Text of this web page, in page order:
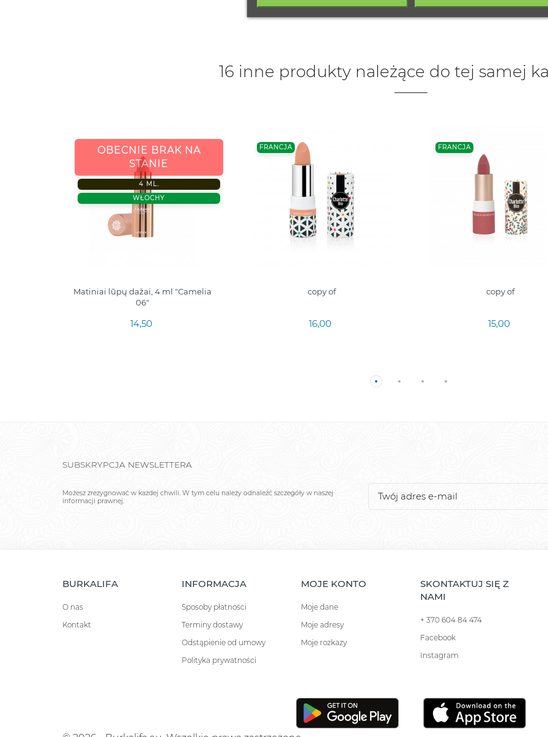
16 inne produkty należące do tej samej
OBECNIE BRAK NA
STANIE
4 ML.
WŁOCHY
Matiniai lūpų dažai, 4 ml "Camelia
06"
14,50
FRANCJA
copy of
16,00
FRANCJA
copy of
15,00
SUBSKRYPCJA NEWSLETTERA
Możesz zrezygnować w każdej chwili. W tym celu należy odnaleźć szczegóły w naszej
informacji prawnej.
BURKALIFA
O nas
Kontakt
INFORMACJA
Sposoby płatności
Terminy dostawy
Odstąpienie od umowy
Polityka prywatności
MOJE KONTO
Moje dane
Moje adresy
Moje rozkazy
SKONTAKTUJ SIĘ Z
NAMI
+ 370 604 84 474
Facebook
Instagram